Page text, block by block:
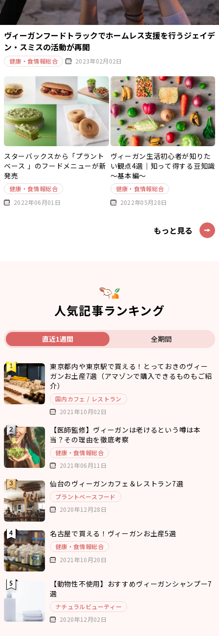
ヴィーガンフードトラックでホームレス支援を行うジェイデ
ン・スミスの活動が再開
健康・食情報総合 2023年02月02日
スターバックスから「プラント
ベース 」のフードメニューが新
発売
健康・食情報総合
2022年06月01日
ヴィーガン生活初心者が知りた
い観点4選｜知って得する豆知識
～基本編～
健康・食情報総合
2022年05月28日
もっと見る
人気記事ランキング
直近1週間 全期間
東京都内や東京駅で買える！とっておきのヴィー
ガンお土産7選（アマゾンで購入できるものもご紹
介）
国内カフェ / レストラン
2021年10月02日
【医師監修】ヴィーガンは老けるという噂は本
当？その理由を徹底考察
健康・食情報総合
2021年06月11日
仙台のヴィーガンカフェ＆レストラン7選
プラントベースフード
2020年12月28日
名古屋で買える！ヴィーガンお土産5選
健康・食情報総合
2021年10月20日
【動物性不使用】おすすめヴィーガンシャンプー7
選
ナチュラルビューティー
2020年12月02日